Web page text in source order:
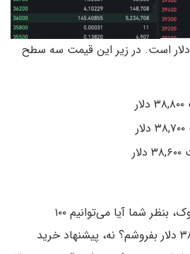
قیمت بیت کوین ۳۸,۸۸۴ دلار است. در زیر این قیمت سه سطح
با توجه به وضعیت اودر بوک، بنظر شما آیا می‌توانیم ۱۰۰
بیت‌کوین را با قیمت ۳۸,۸۰۰ دلار بفروشم؟ نه، پیشنهاد خرید